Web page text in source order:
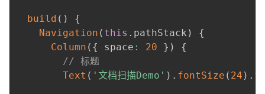
build ( )
{
Navigation ( this . pathStack )
{
Column ( { space : 20 } )
{
// 标题
Text ( '文档扫描Demo' ) . fontSize ( 24 ) .